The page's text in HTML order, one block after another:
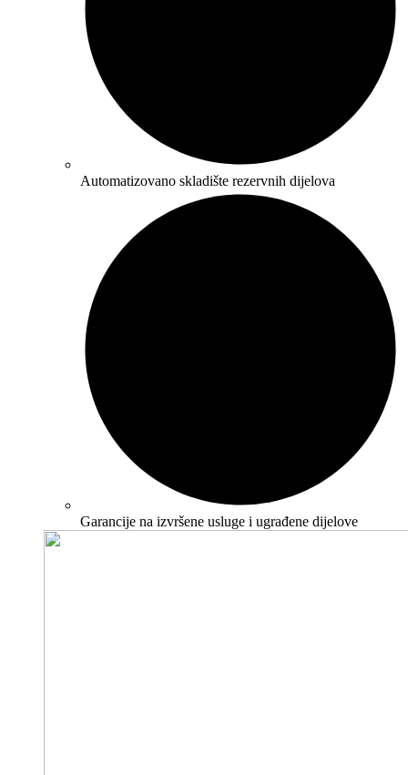
Automatizovano skladište rezervnih dijelova
Garancije na izvršene usluge i ugrađene dijelove